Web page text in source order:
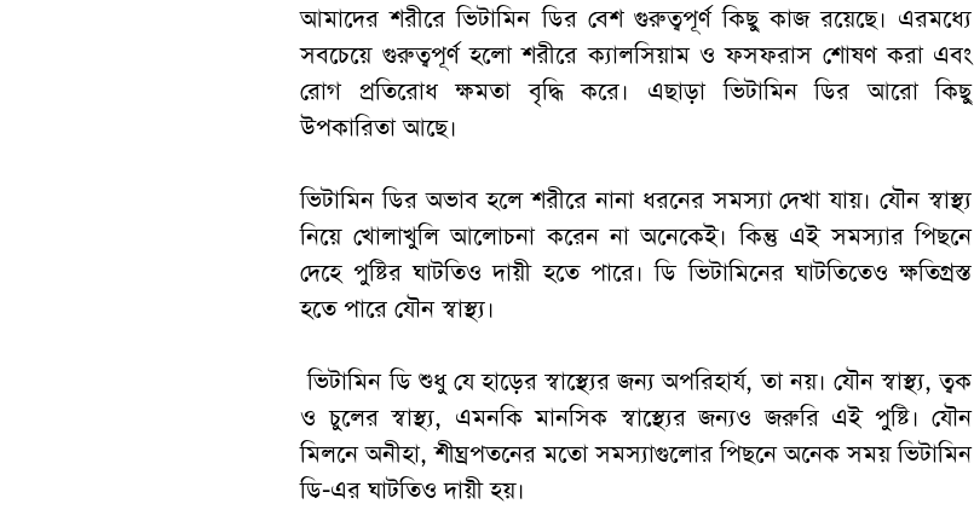
আমাদের শরীরে ভিটামিন ডির বেশ গুরুত্বপূর্ণ কিছু কাজ রয়েছে। এরমধ্যে
সবচেয়ে গুরুত্বপূর্ণ হলো শরীরে ক্যালসিয়াম ও ফসফরাস শোষণ করা এবং
রোগ প্রতিরোধ ক্ষমতা বৃদ্ধি করে। এছাড়া ভিটামিন ডির আরো কিছু
উপকারিতা আছে।
ভিটামিন ডির অভাব হলে শরীরে নানা ধরনের সমস্যা দেখা যায়। যৌন স্বাস্থ্য
নিয়ে খোলাখুলি আলোচনা করেন না অনেকেই। কিন্তু এই সমস্যার পিছনে
দেহে পুষ্টির ঘাটতিও দায়ী হতে পারে। ডি ভিটামিনের ঘাটতিতেও ক্ষতিগ্রস্ত
হতে পারে যৌন স্বাস্থ্য।
ভিটামিন ডি শুধু যে হাড়ের স্বাস্থ্যের জন্য অপরিহার্য, তা নয়। যৌন স্বাস্থ্য, ত্বক
ও চুলের স্বাস্থ্য, এমনকি মানসিক স্বাস্থ্যের জন্যও জরুরি এই পুষ্টি। যৌন
মিলনে অনীহা, শীঘ্রপতনের মতো সমস্যাগুলোর পিছনে অনেক সময় ভিটামিন
ডি-এর ঘাটতিও দায়ী হয়।